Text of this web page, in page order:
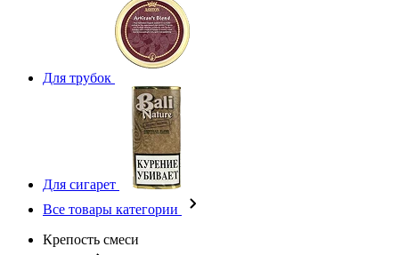
Для трубок
Для сигарет
Все товары категории
Крепость смеси